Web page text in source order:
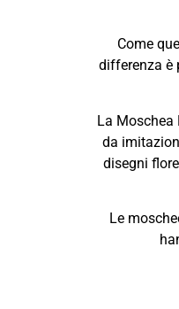
Come
differenza è
La Moschea
da
disegni
Le